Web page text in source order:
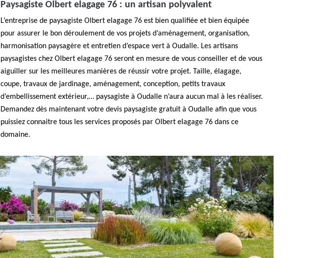
Paysagiste Olbert elagage 76 : un artisan polyvalent
L’entreprise de paysagiste Olbert elagage 76 est bien qualifiée et bien équipée
pour assurer le bon déroulement de vos projets d’aménagement, organisation,
harmonisation paysagère et entretien d’espace vert à Oudalle. Les artisans
paysagistes chez Olbert elagage 76 seront en mesure de vous conseiller et de vous
aiguiller sur les meilleures manières de réussir votre projet. Taille, élagage,
coupe, travaux de jardinage, aménagement, conception, petits travaux
d’embellissement extérieur,… paysagiste à Oudalle n’aura aucun mal à les réaliser.
Demandez dès maintenant votre devis paysagiste gratuit à Oudalle afin que vous
puissiez connaitre tous les services proposés par Olbert elagage 76 dans ce
domaine.